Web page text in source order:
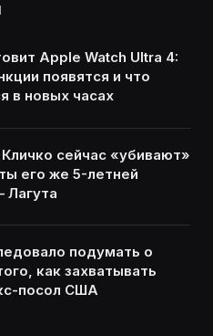
Apple Watch Ultra 4:
появятся и что
в новых часах
Кличко сейчас «убивают»
его же 5-летней
подумать о
как захватывать
посол США